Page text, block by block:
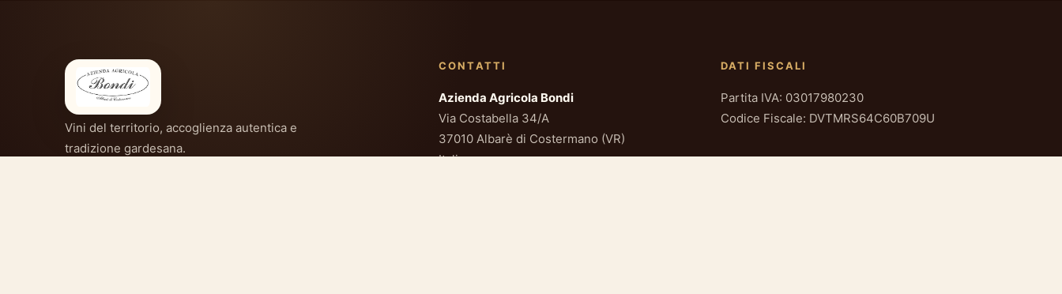
Vini del territorio, accoglienza autentica e
tradizione gardesana.
CONTATTI
Azienda Agricola Bondi
Via Costabella 34/A
37010 Albarè di Costermano (VR)
Italia
DATI FISCALI
Partita IVA: 03017980230
Codice Fiscale: DVTMRS64C60B709U